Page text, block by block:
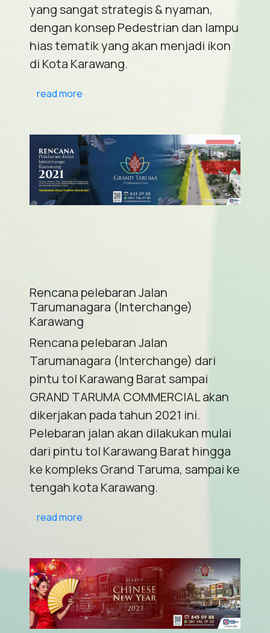
yang sangat strategis & nyaman,
dengan konsep Pedestrian dan lampu
hias tematik yang akan menjadi ikon
di Kota Karawang.
read more
Rencana pelebaran Jalan
Tarumanagara (Interchange)
Karawang
Rencana pelebaran Jalan
Tarumanagara (Interchange) dari
pintu tol Karawang Barat sampai
GRAND TARUMA COMMERCIAL akan
dikerjakan pada tahun 2021 ini.
Pelebaran jalan akan dilakukan mulai
dari pintu tol Karawang Barat hingga
ke kompleks Grand Taruma, sampai ke
tengah kota Karawang.
read more